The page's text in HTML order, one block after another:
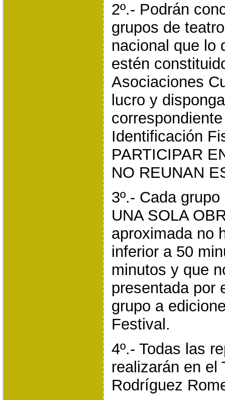
2º.- Podrán
grupos de
nacional que lo
estén
Asociaciones
lucro y
Identificación
PARTICIPAR
NO REUNAN
3º.- Cada
UNA SOLA
aproximada no
inferior a 50
minutos y que
presentada por
grupo a
Festival.
4º.- Todas las
realizarán en el
Rodríguez